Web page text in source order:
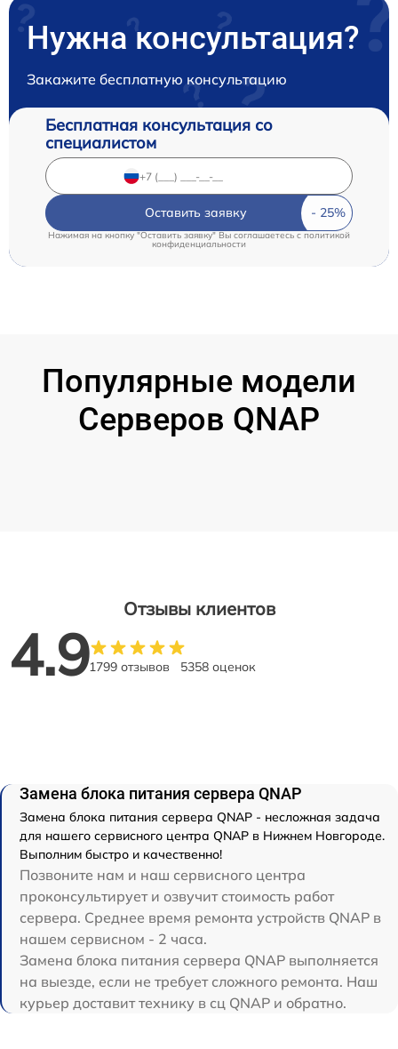
Нужна консультация?
Закажите бесплатную консультацию
Бесплатная консультация со
специалистом
Оставить заявку
Нажимая на кнопку "Оставить заявку" Вы соглашаетесь c политикой
конфиденциальности
Популярные модели
Серверов QNAP
Отзывы клиентов
4.91799 отзывов 5358 оценок
Замена блока питания сервера QNAP
Замена блока питания сервера QNAP - несложная задача
для нашего сервисного центра QNAP в Нижнем Новгороде.
Выполним быстро и качественно!
Позвоните нам и наш сервисного центра
проконсультирует и озвучит стоимость работ
сервера. Среднее время ремонта устройств QNAP в
нашем сервисном - 2 часа.
Замена блока питания сервера QNAP выполняется
на выезде, если не требует сложного ремонта. Наш
курьер доставит технику в сц QNAP и обратно.